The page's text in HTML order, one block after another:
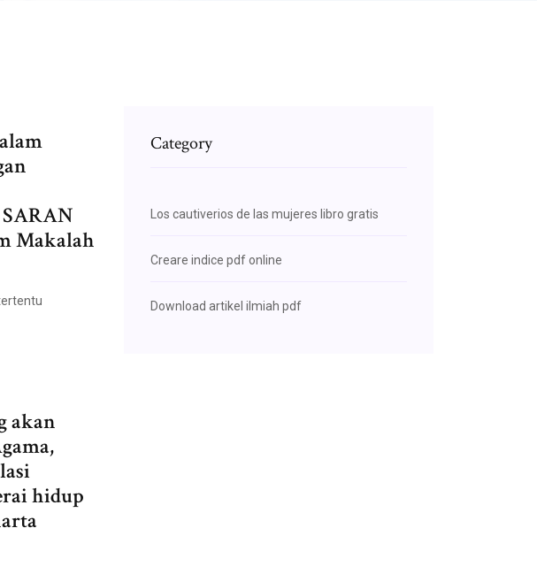
Makalah
akan
hidup
Category
Los cautiverios de las mujeres libro gratis
Creare indice pdf online
Download artikel ilmiah pdf